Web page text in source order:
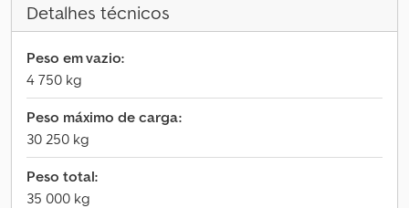
Detalhes técnicos
Peso em vazio:
4 750 kg
Peso máximo de carga:
30 250 kg
Peso total:
35 000 kg